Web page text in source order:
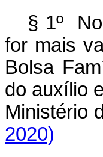
§ 1º
for mais
Bolsa
do auxílio
2020)